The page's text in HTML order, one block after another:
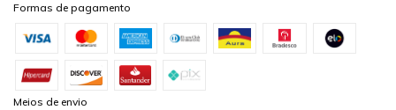
Formas de pagamento
Meios de envio